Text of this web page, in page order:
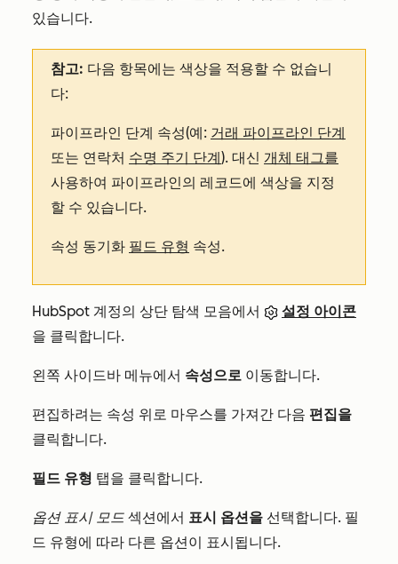
있습니다.
참고: 다음 항목에는 색상을 적용할 수 없습니
다:
파이프라인 단계 속성(예: 거래 파이프라인 단계
또는 연락처 수명 주기 단계). 대신 개체 태그를
사용하여 파이프라인의 레코드에 색상을 지정
할 수 있습니다.
속성 동기화 필드 유형 속성.
HubSpot 계정의 상단 탐색 모음에서
설정 아이콘
을 클릭합니다.
왼쪽 사이드바 메뉴에서 속성으로 이동합니다.
편집하려는 속성 위로 마우스를 가져간 다음 편집을
클릭합니다.
필드 유형 탭을 클릭합니다.
옵션 표시 모드 섹션에서 표시 옵션을 선택합니다. 필
드 유형에 따라 다른 옵션이 표시됩니다.